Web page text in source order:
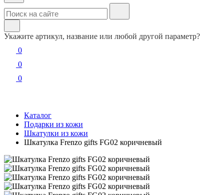
Укажите артикул, название или любой другой параметр?
0
0
0
Каталог
Подарки из кожи
Шкатулки из кожи
Шкатулка Frenzo gifts FG02 коричневый